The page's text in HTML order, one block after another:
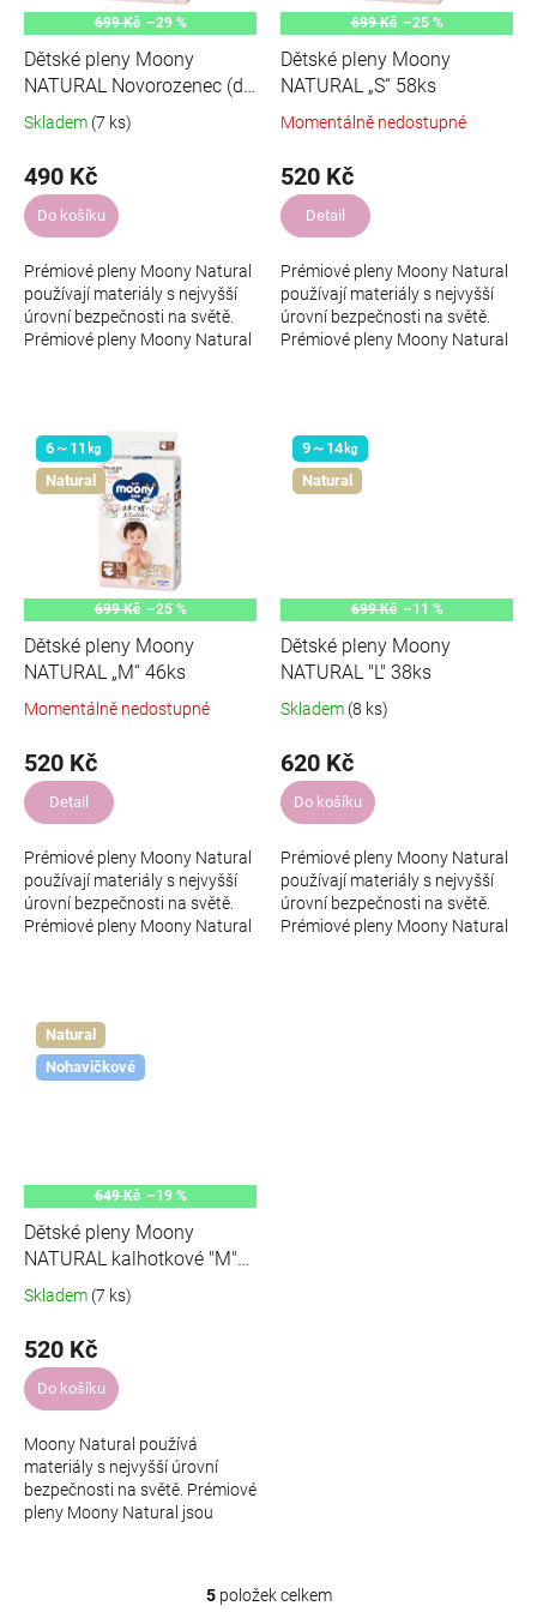
ů
u
k
t
ů
699 Kč –29 %
Dětské pleny Moony
NATURAL Novorozenec (do
5000g) 62ks
Skladem (7 ks)
490 Kč
Do košíku
Prémiové pleny Moony Natural
používají materiály s nejvyšší
úrovní bezpečnosti na světě.
Prémiové pleny Moony Natural
699 Kč –25 %
Dětské pleny Moony
NATURAL „S“ 58ks
Momentálně nedostupné
520 Kč
Detail
Prémiové pleny Moony Natural
používají materiály s nejvyšší
úrovní bezpečnosti na světě.
Prémiové pleny Moony Natural
6～11㎏
Natural
699 Kč –25 %
Dětské pleny Moony
NATURAL „M“ 46ks
Momentálně nedostupné
520 Kč
Detail
Prémiové pleny Moony Natural
používají materiály s nejvyšší
úrovní bezpečnosti na světě.
Prémiové pleny Moony Natural
9～14㎏
Natural
699 Kč –11 %
Dětské pleny Moony
NATURAL "L" 38ks
Skladem (8 ks)
620 Kč
Do košíku
Prémiové pleny Moony Natural
používají materiály s nejvyšší
úrovní bezpečnosti na světě.
Prémiové pleny Moony Natural
Natural
Nohavičkové
649 Kč –19 %
Dětské pleny Moony
NATURAL kalhotkové "M"
46ks
Skladem (7 ks)
520 Kč
Do košíku
Moony Natural používá
materiály s nejvyšší úrovní
bezpečnosti na světě. Prémiové
pleny Moony Natural jsou
O
5položek celkem